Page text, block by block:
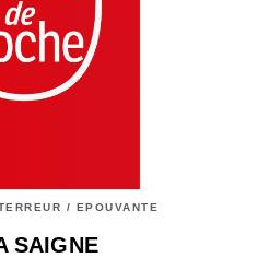
/ EPOUVANTE
SAIGNE